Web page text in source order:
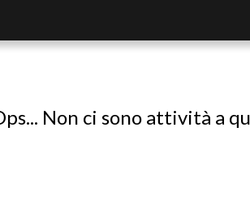
Non ci sono attività a